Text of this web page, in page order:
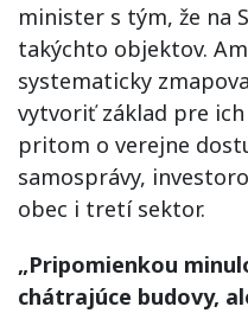
minister s tým, že na
takýchto objektov.
systematicky
vytvoriť základ pre
pritom o verejne
samosprávy,
obec i tretí sektor.
„Pripomienkou
chátrajúce budovy,